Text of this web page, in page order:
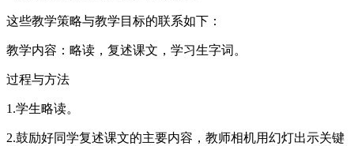
这些教学策略与教学目标的联系如下：
教学内容：略读，复述课文，学习生字词。
过程与方法
1.学生略读。
2.鼓励好同学复述课文的主要内容，教师相机用幻灯出示关键